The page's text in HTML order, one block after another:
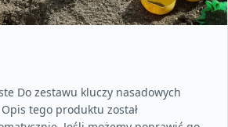
Do zestawu kluczy nasadowych
Opis tego produktu został